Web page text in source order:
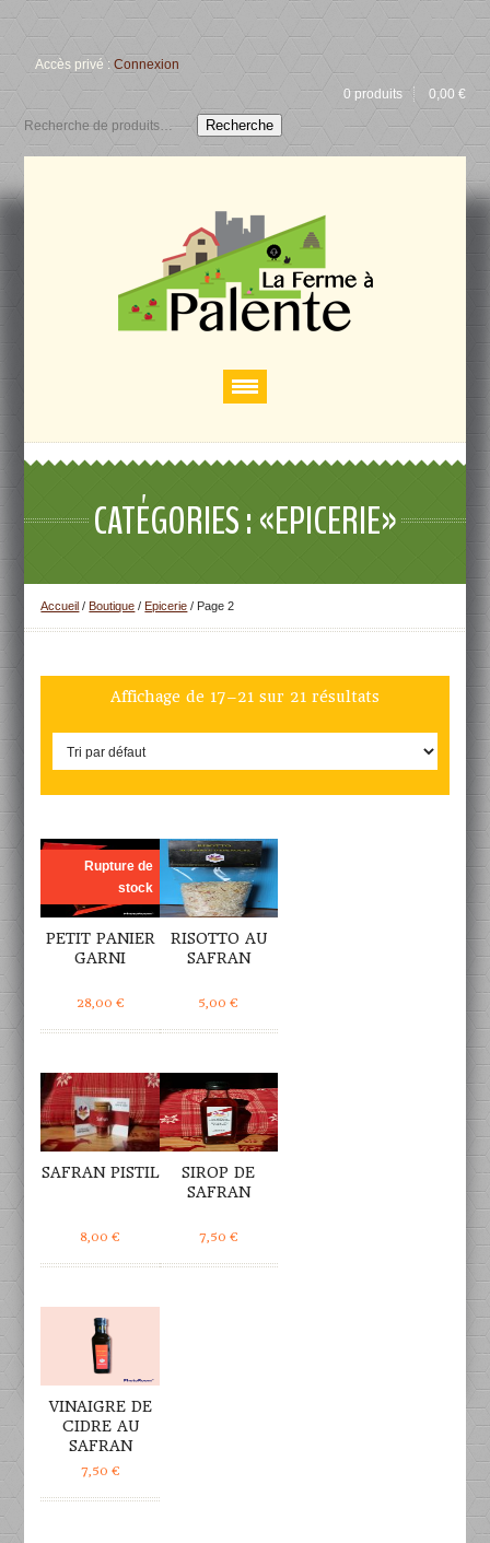
Accès privé :Connexion
0 produits
0,00 €
Recherche
CATÉGORIES : «EPICERIE»
Accueil / Boutique / Epicerie / Page 2
Affichage de 17–21 sur 21 résultats
Rupture de
stock
PETIT PANIER
GARNI
28,00 €
RISOTTO AU
SAFRAN
5,00€
SAFRAN PISTIL
8,00€
SIROP DE
SAFRAN
7,50 €
VINAIGRE DE
CIDRE AU
SAFRAN
7,50 €